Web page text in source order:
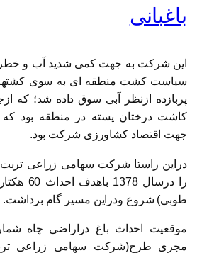
باغبانی
این شرکت به جهت کمی شدید آب و
سیاست کشت منطقه ای به سوی
پربازده ازنظر آبی سوق داده شد؛ که
کاشت درختان پسته در منطقه بود که
جهت اقتصاد کشاورزی شرکت بود.
دراین راستا شرکت سهامی زراعی تربت
را درسال
طوبی) شروع ودراین مسیر گام برداشت.
مجری طرح(شرکت سهامی زراعی